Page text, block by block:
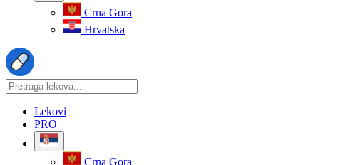
Crna Gora
Hrvatska
Lekovi
PRO
Crna Gora